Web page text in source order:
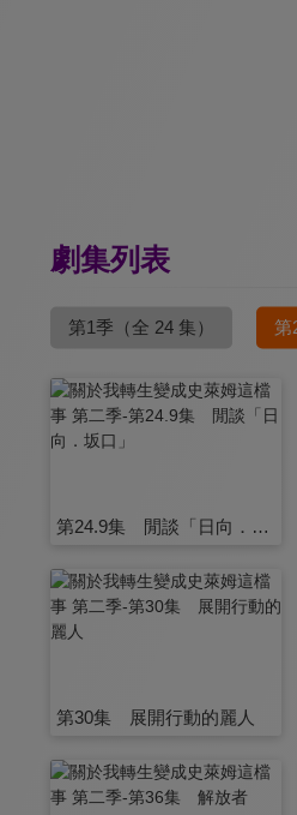
劇集列表
第1季 （全 24 集） 第
第24.9集 閒談「日向．坂口」
第30集 展開行動的麗人